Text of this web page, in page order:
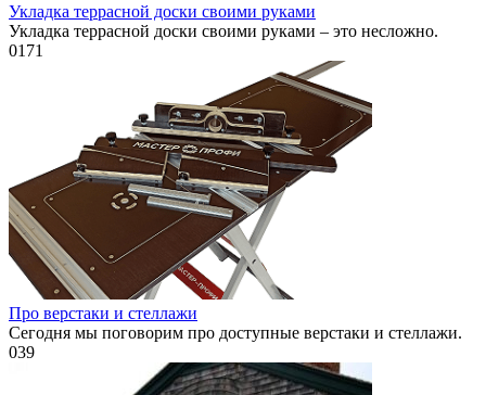
Укладка террасной доски своими руками
Укладка террасной доски своими руками – это несложно.
0171
Про верстаки и стеллажи
Сегодня мы поговорим про доступные верстаки и стеллажи.
039